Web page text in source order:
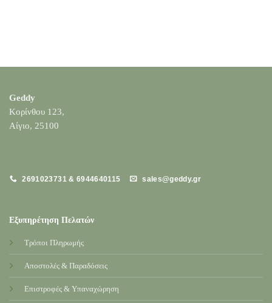
Geddy
Κορίνθου 123,
Αίγιο, 25100
2691023731 & 6944640115 sales@geddy.gr
Εξυπηρέτηση Πελατών
Τρόποι Πληρωμής
Αποστολές & Παραδόσεις
Επιστροφές & Υπαναχώρηση